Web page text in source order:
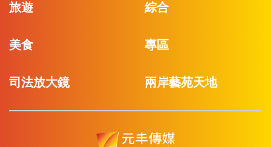
旅遊 綜合
美食 專區
司法放大鏡 兩岸藝苑天地